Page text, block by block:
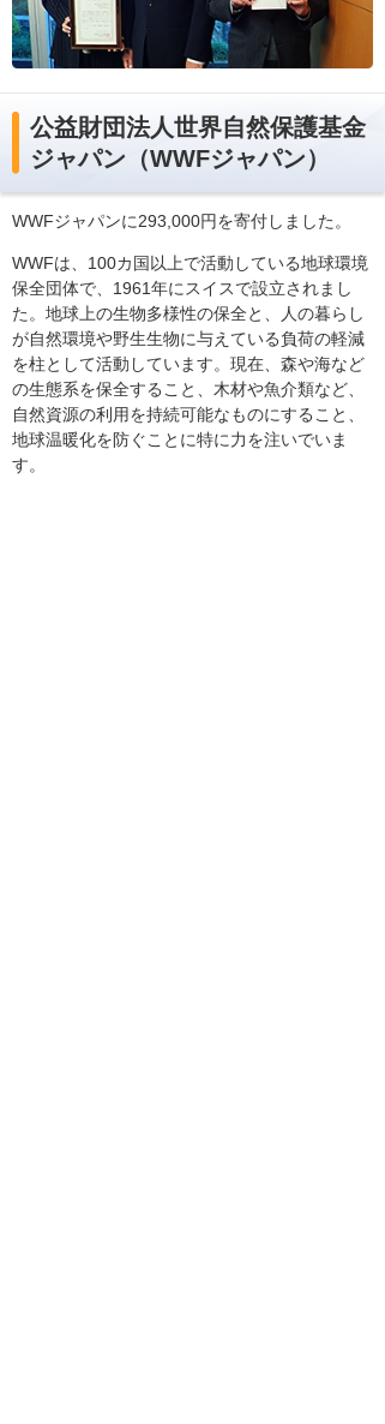
公益財団法人世界自然保護基金
ジャパン（WWFジャパン）
WWFジャパンに293,000円を寄付しました。
WWFは、100カ国以上で活動している地球環境
保全団体で、1961年にスイスで設立されまし
た。地球上の生物多様性の保全と、人の暮らし
が自然環境や野生生物に与えている負荷の軽減
を柱として活動しています。現在、森や海など
の生態系を保全すること、木材や魚介類など、
自然資源の利用を持続可能なものにすること、
地球温暖化を防ぐことに特に力を注いでいま
す。